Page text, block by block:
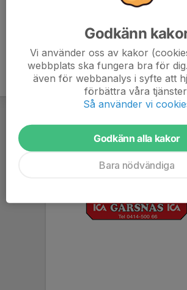
Godkänn
Vi använder oss av kakor
webbplats ska fungera bra för
även för webbanalys i syfte att
förbättra våra
Så använder vi
Godkänn alla kakor
Bara nödvändiga